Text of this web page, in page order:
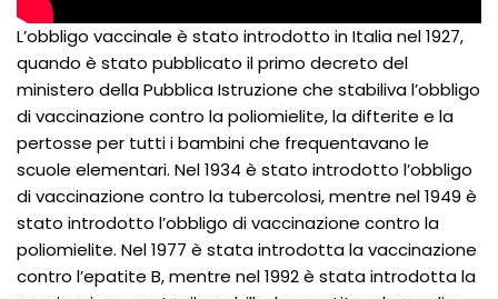
L’obbligo vaccinale è stato introdotto in Italia nel 1927,
quando è stato pubblicato il primo decreto del
ministero della Pubblica Istruzione che stabiliva l’obbligo
di vaccinazione contro la poliomielite, la difterite e la
pertosse per tutti i bambini che frequentavano le
scuole elementari. Nel 1934 è stato introdotto l’obbligo
di vaccinazione contro la tubercolosi, mentre nel 1949 è
stato introdotto l’obbligo di vaccinazione contro la
poliomielite. Nel 1977 è stata introdotta la vaccinazione
contro l’epatite B, mentre nel 1992 è stata introdotta la